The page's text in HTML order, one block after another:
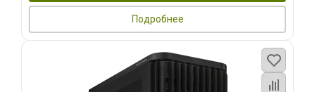
Подробнее